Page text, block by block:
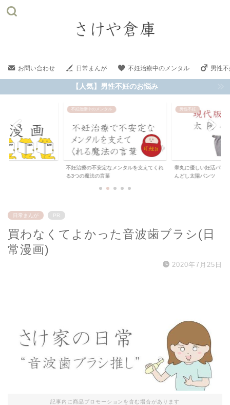
お問い合わせ 日常まんが 不妊治療中のメンタル 男性
【人気】男性不妊のお悩み
不妊治療中のメンタル
不妊治療の不安定なメンタルを支えてくれ
る3つの魔法の言葉
男性不妊
睾丸に優しい妊活パン
んどし太陽パンツ
日常まんが PR
買わなくてよかった音波歯ブラシ(日
常漫画)
2020年7月25日
記事内に商品プロモーションを含む場合があります